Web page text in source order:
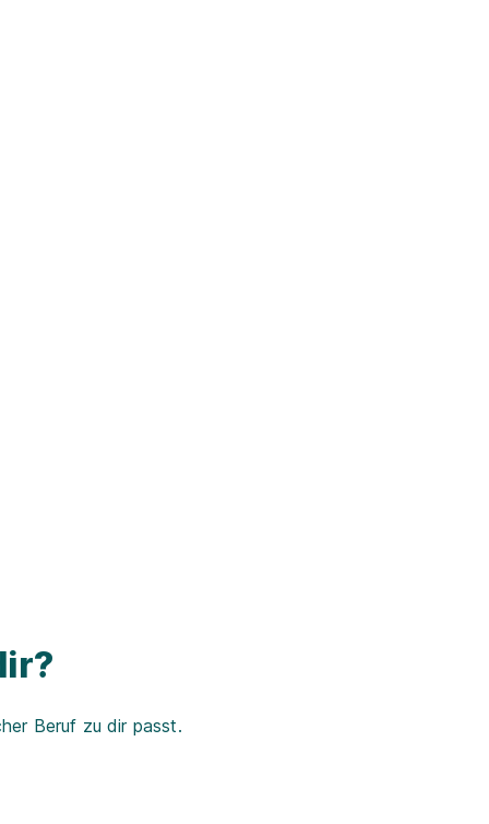
Beruf zu dir passt.